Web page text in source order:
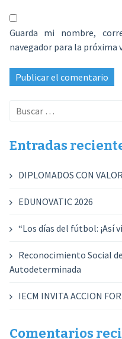
Guarda mi nombre,
navegador para la próxima
Buscar:
Entradas
DIPLOMADOS CON
EDUNOVATIC 2026
“Los días del fútbol: ¡Así
Reconocimiento Social
Autodeterminada
IECM INVITA ACCION
Comentarios